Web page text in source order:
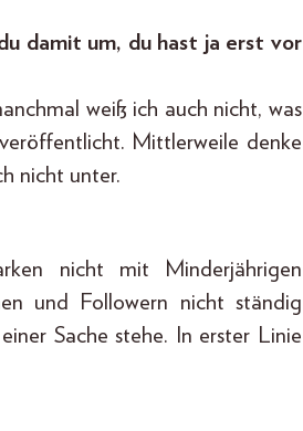
damit um, du hast ja erst vor
weiß ich auch nicht, was
Mittlerweile denke
nicht unter.
nicht mit Minderjährigen
und Followern nicht ständig
Sache stehe. In erster Linie